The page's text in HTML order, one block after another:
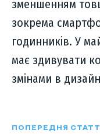
зменшенням
зокрема
годинників. У
має здивувати
змінами в
ПОПЕРЕДНЯ